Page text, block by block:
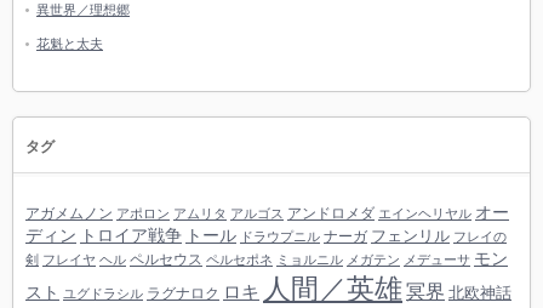
異世界／理想郷
花魁と太夫
タグ
アガメムノン アポロン アムリタ アルゴス アンドロメダ エインヘリヤル オー
ディン トロイア戦争 トール ドラウプニル ナーガ フェンリル フレイの
剣 フレイヤ ヘル ペルセウス ペルセポネ ミョルニル メガテン メデューサ モン
スト
ユグドラシル ラグナロク ロキ 人間／英雄冥界 北欧神話